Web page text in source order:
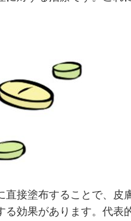
接塗布することで、皮
効果があります。代表